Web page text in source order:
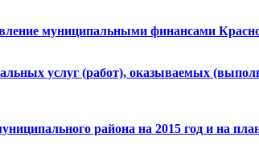
муниципальными финансами
услуг (работ), оказываемых
района на 2015 год и на